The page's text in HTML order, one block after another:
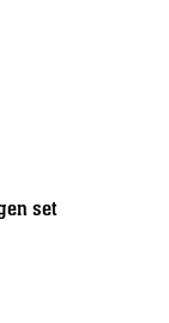
set